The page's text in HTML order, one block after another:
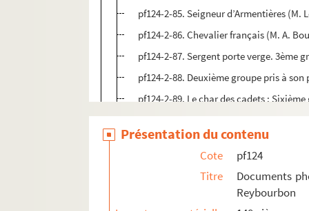
pf124-2-85. Seigneur d’Armentières (M.
pf124-2-86. Chevalier français (M. A.
pf124-2-87. Sergent porte verge. 3ème
pf124-2-88. Deuxième groupe pris à
pf124-2-89. Le char des cadets :
pf124-2-90. Septième groupe pris à
pf124-2-91. Dernier peloton des
pf124-2-92. Char des ménestrels.
pf124-2-93. Jean Jouglet (M. Lepée).
Présentation du contenu
Cote
pf124
Titre
Documents
Reybourbon